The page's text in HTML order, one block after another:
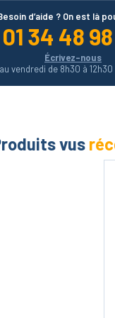
d’aide ? On est là
01 34 48
Écrivez-nous
vendredi de 8h30 à 12h30
vus